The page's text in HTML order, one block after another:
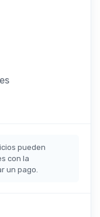
pueden
con la
un pago.